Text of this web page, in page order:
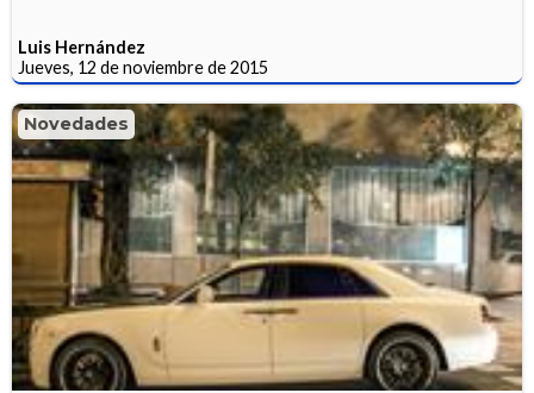
Luis Hernández
Jueves, 12 de noviembre de 2015
Novedades